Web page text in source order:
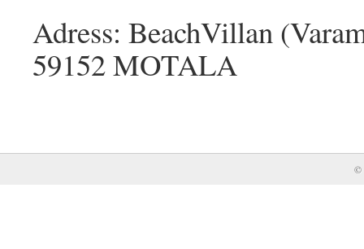
Adress: BeachVillan
59152 MOTALA
©